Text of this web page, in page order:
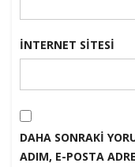
İNTERNET SITESI
DAHA SONRAKI
ADIM, E-POSTA